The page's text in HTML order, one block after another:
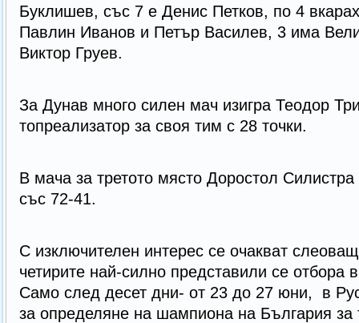
Буклишев, със 7 е Денис Петков, по 4
Павлин Иванов и Петър Василев, 3 има
Виктор Груев.
За Дунав много силен мач изигра Теодор
топреализатор за своя тим с 28 точки.
В мача за третото място Доростол
със 72-41.
С изключителен интерес се очакват
четирите най-силно представили се отбора
Само след десет дни- от 23 до 27 юни, в
за определяне на шампиона на България за